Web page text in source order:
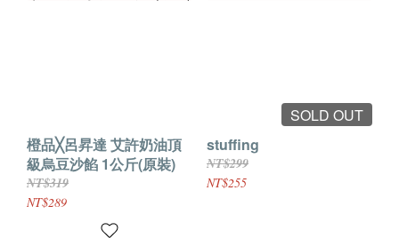
橙品╳呂昇達 艾許奶油頂
級烏豆沙餡 1公斤(原裝)
NT$319
NT$289
SOLD OUT
stuffing
NT$299
NT$255